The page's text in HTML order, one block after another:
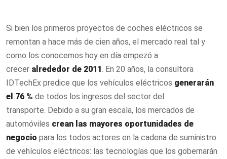
Si bien los primeros proyectos de coches eléctricos se
remontan a hace más de cien años, el mercado real tal y
como los conocemos hoy en día empezó a
crecer alrededor de 2011. En 20 años, la consultora
IDTechEx predice que los vehículos eléctricos generarán
el 76 % de todos los ingresos del sector del
transporte. Debido a su gran escala, los mercados de
automóviles crean las mayores oportunidades de
negocio para los todos actores en la cadena de suministro
de vehículos eléctricos: las tecnologías que los gobernarán